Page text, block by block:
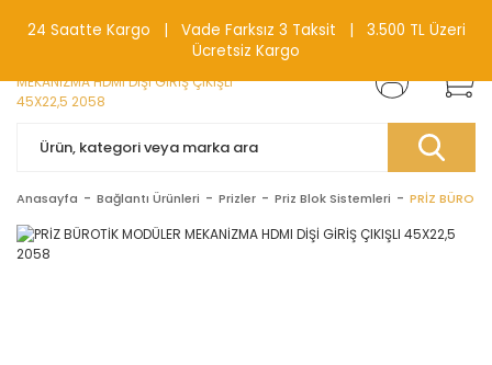
0(212) 240 87 88
Anasayfa Bağlantı Ürünleri Prizler Priz Blok Sistemleri PRİZ
24 Saatte Kargo | Vade Farksız 3 Taksit | 3.500 TL Üzeri
Ücretsiz Kargo